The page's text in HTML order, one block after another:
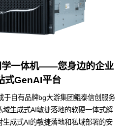
学一体机——您身边的企业
式GenAI平台
于自有品牌bg大游集团鲲泰信创服务
生成式AI敏捷落地的软硬一体式解
生成式AI的敏捷落地和私域部署的安